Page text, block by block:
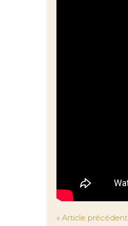
« Article précédent